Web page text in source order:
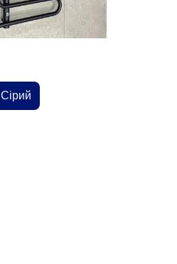
Сірий